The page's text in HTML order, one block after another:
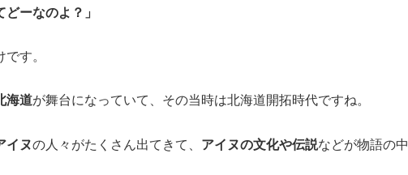
ーなのよ？」
す。
海道が舞台になっていて、その当時は北海道開拓時代ですね。
イヌの人々がたくさん出てきて、 アイヌの文化や伝説などが物語の中